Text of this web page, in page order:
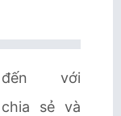
với
sẻ và